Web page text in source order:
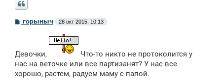
С
о
е
н
и
е
горыныч 28 окт 2015, 10:13
Девочки,
Что-то никто не протоколится у
нас на веточке или все партизанят? У нас все
хорошо, растем, радуем маму с папой.